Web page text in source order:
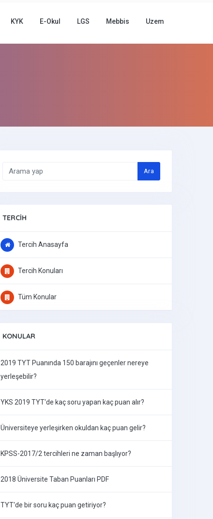
KYK E-Okul LGS Mebbis Uzem
Ara
TERCIH
Tercih Anasayfa
Tercih Konuları
Tüm Konular
KONULAR
2019 TYT Puanında 150 barajını geçenler nereye
yerleşebilir?
YKS 2019 TYT'de kaç soru yapan kaç puan alır?
Üniversiteye yerleşirken okuldan kaç puan gelir?
KPSS-2017/2 tercihleri ne zaman başlıyor?
2018 Üniversite Taban Puanları PDF
TYT'de bir soru kaç puan getiriyor?